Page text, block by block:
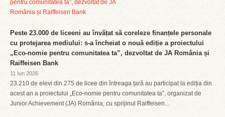
Peste 23.000 de liceeni au învățat să coreleze finanțele personale
cu protejarea mediului: s-a încheiat o nouă ediție a proiectului
„Eco-nomie pentru comunitatea ta”, dezvoltat de JA România și
Raiffeisen Bank
11 Iun 2026
23.210 de elevi din 275 de licee din întreaga țară au participat la ediția din
acest an a proiectului „Eco-nomie pentru comunitatea ta”, organizat de
Junior Achievement (JA) România, cu sprijinul Raiffeisen...